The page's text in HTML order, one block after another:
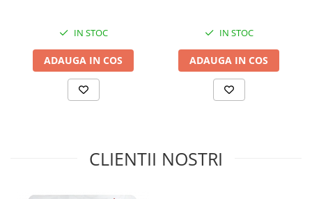
A se păstra la loc uscat, răcoros, ferit de soare. Hrana trebuie
introdusă treptat în alimentația animalelor (cel puțin în primele 5
zile). Asigurati animalului acces permanent la apă potabilă curată.
Normele individuale de hrănire pot varia în funcție de vârsta,
rasa, nivelul de activitate și habitat al animalului.
IN STOC
ADAUGA IN COS
IN STOC
ADAUGA IN COS
CLIENTII NOSTRI